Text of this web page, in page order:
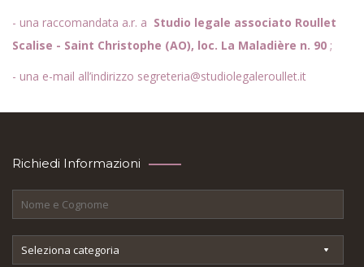
- una raccomandata a.r. a Studio legale associato Roullet
Scalise - Saint Christophe (AO), loc. La Maladière n. 90 ;
- una e-mail all’indirizzo segreteria@studiolegaleroullet.it
Richiedi Informazioni